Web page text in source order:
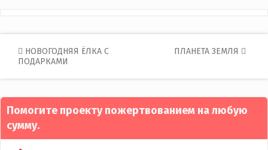
Post
navigation
НОВОГОДНЯЯ ЁЛКА С
ПОДАРКАМИ
ПЛАНЕТА ЗЕМЛЯ
Помогите проекту пожертвованием на любую
сумму.